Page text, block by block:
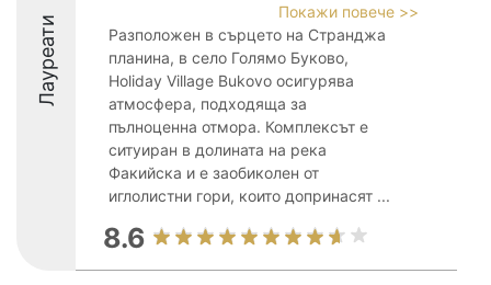
Лауреати
Покажи повече >>
Разположен в сърцето на Странджа
планина, в село Голямо Буково,
Holiday Village Bukovo осигурява
атмосфера, подходяща за
пълноценна отмора. Комплексът е
ситуиран в долината на река
Факийска и е заобиколен от
иглолистни гори, които допринасят ...
8.6